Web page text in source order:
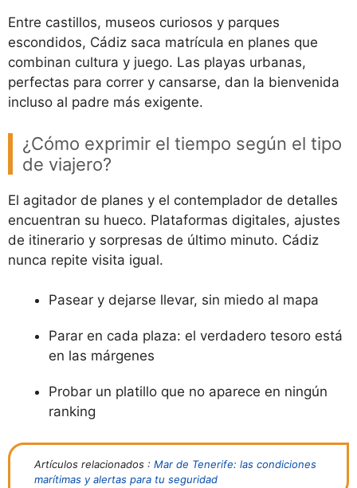
Entre castillos, museos curiosos y parques
escondidos, Cádiz saca matrícula en planes que
combinan cultura y juego. Las playas urbanas,
perfectas para correr y cansarse, dan la bienvenida
incluso al padre más exigente.
¿Cómo exprimir el tiempo según el tipo
de viajero?
El agitador de planes y el contemplador de detalles
encuentran su hueco. Plataformas digitales, ajustes
de itinerario y sorpresas de último minuto. Cádiz
nunca repite visita igual.
Pasear y dejarse llevar, sin miedo al mapa
Parar en cada plaza: el verdadero tesoro está
en las márgenes
Probar un platillo que no aparece en ningún
ranking
Artículos relacionados : Mar de Tenerife: las condiciones
marítimas y alertas para tu seguridad